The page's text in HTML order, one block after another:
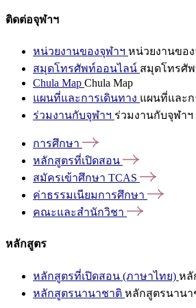
ติดต่อจุฬาฯ
หน่วยงานของจุฬาฯ หน่วยงานขอ
สมุดโทรศัพท์ออนไลน์ สมุดโทรศั
Chula Map Chula Map
แผนที่และการเดินทาง แผนที่และก
ร่วมงานกับจุฬาฯ ร่วมงานกับจุฬาฯ
การศึกษา
หลักสูตรที่เปิดสอน
สมัครเข้าศึกษา TCAS
ค่าธรรมเนียมการศึกษา
คณะและสำนักวิชา
หลักสูตร
หลักสูตรที่เปิดสอน (ภาษาไทย) หลั
หลักสูตรนานาชาติ หลักสูตรนานา